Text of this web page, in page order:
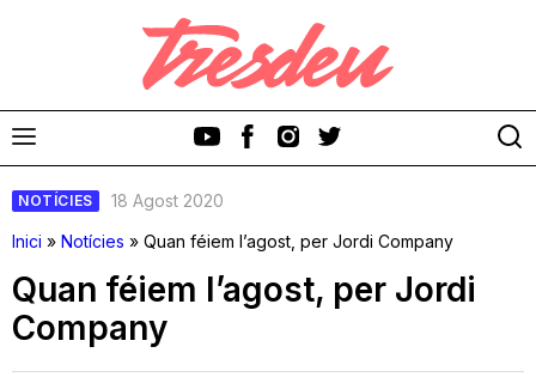
NOTÍCIES
18 Agost 2020
Inici » Notícies » Quan féiem l’agost, per Jordi Company
Quan féiem l’agost, per Jordi
Company